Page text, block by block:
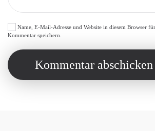
Name, E-Mail-Adresse und Website in diesem Browser
Kommentar speichern.
Kommentar abschicken